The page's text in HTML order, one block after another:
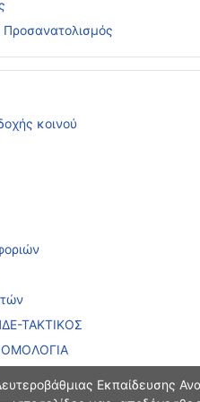
Εκπαίδευσης
Προσανατολισμός
κοινού
ΤΑΚΤΙΚΟΣ